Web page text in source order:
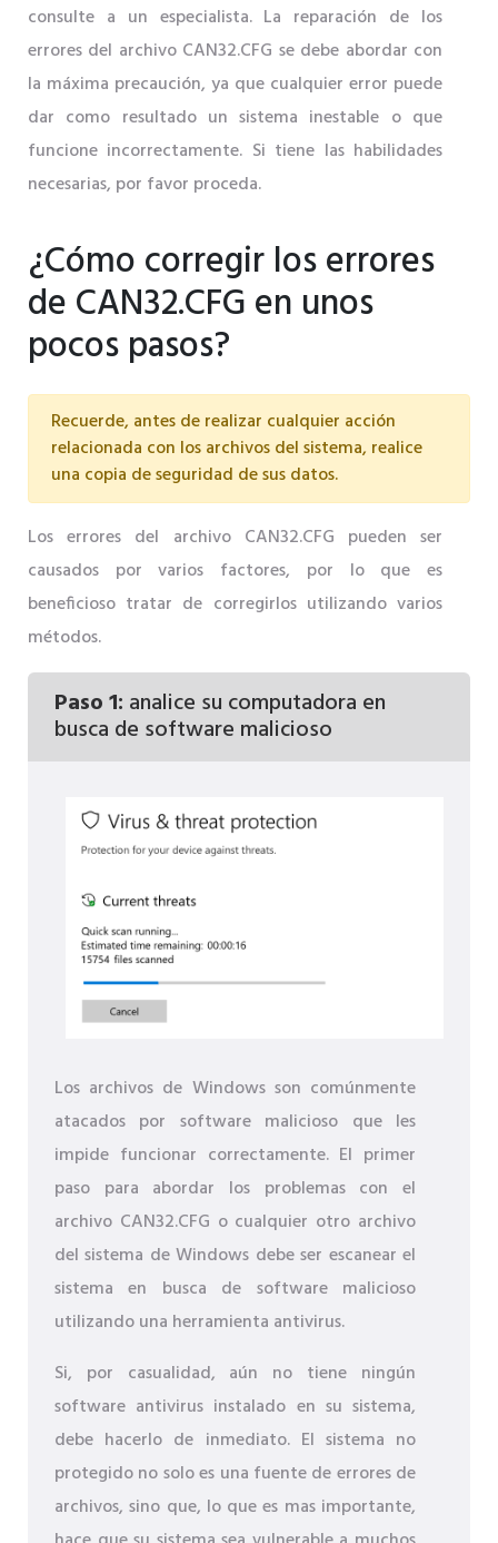
consulte a un especialista. La reparación de los
errores del archivo CAN32.CFG se debe abordar con
la máxima precaución, ya que cualquier error puede
dar como resultado un sistema inestable o que
funcione incorrectamente. Si tiene las habilidades
necesarias, por favor proceda.
¿Cómo corregir los errores
de CAN32.CFG en unos
pocos pasos?
Recuerde, antes de realizar cualquier acción
relacionada con los archivos del sistema, realice
una copia de seguridad de sus datos.
Los errores del archivo CAN32.CFG pueden ser
causados ​​por varios factores, por lo que es
beneficioso tratar de corregirlos utilizando varios
métodos.
Paso 1: analice su computadora en
busca de software malicioso
Los archivos de Windows son comúnmente
atacados por software malicioso que les
impide funcionar correctamente. El primer
paso para abordar los problemas con el
archivo CAN32.CFG o cualquier otro archivo
del sistema de Windows debe ser escanear el
sistema en busca de software malicioso
utilizando una herramienta antivirus.
Si, por casualidad, aún no tiene ningún
software antivirus instalado en su sistema,
debe hacerlo de inmediato. El sistema no
protegido no solo es una fuente de errores de
archivos, sino que, lo que es mas importante,